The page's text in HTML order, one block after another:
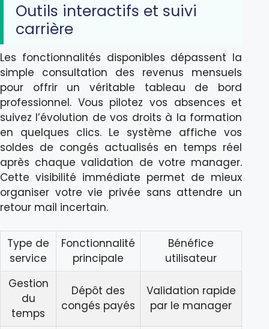
Outils interactifs et suivi
carrière
Les fonctionnalités disponibles dépassent la
simple consultation des revenus mensuels
pour offrir un véritable tableau de bord
professionnel. Vous pilotez vos absences et
suivez l’évolution de vos droits à la formation
en quelques clics. Le système affiche vos
soldes de congés actualisés en temps réel
après chaque validation de votre manager.
Cette visibilité immédiate permet de mieux
organiser votre vie privée sans attendre un
retour mail incertain.
Type de
service
Fonctionnalité
principale
Bénéfice
utilisateur
Gestion
du
temps
Dépôt des
congés payés
Validation rapide
par le manager